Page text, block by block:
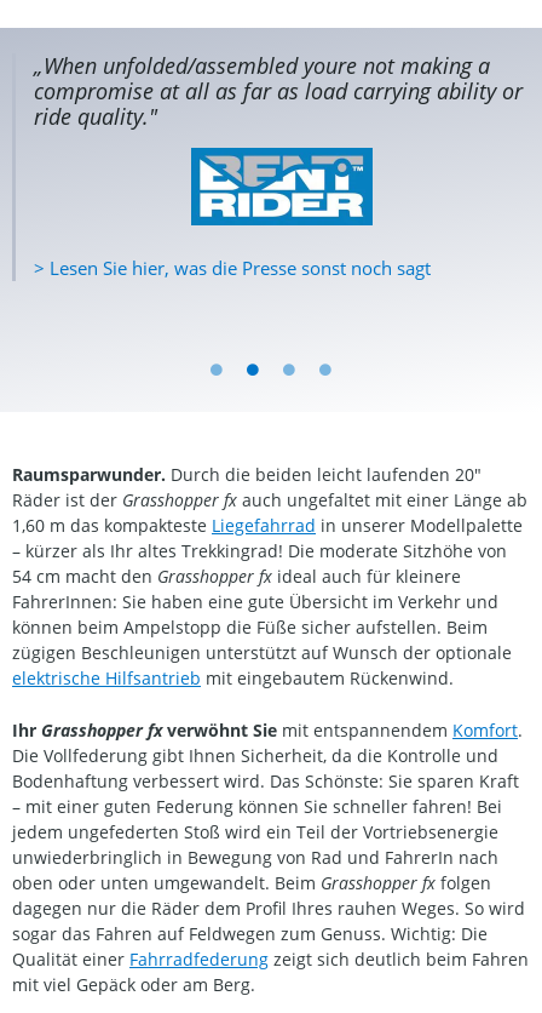
„When unfolded/assembled youre not making a
compromise at all as far as load carrying ability or
ride quality."
> Lesen Sie hier, was die Presse sonst noch sagt
Raumsparwunder. Durch die beiden leicht laufenden 20″
Räder ist der Grasshopper fx auch ungefaltet mit einer Länge ab
1,60 m das kompakteste Liegefahrrad in unserer Modellpalette
– kürzer als Ihr altes Trekkingrad! Die moderate Sitzhöhe von
54 cm macht den Grasshopper fx ideal auch für kleinere
FahrerInnen: Sie haben eine gute Übersicht im Verkehr und
können beim Ampelstopp die Füße sicher aufstellen. Beim
zügigen Beschleunigen unterstützt auf Wunsch der optionale
elektrische Hilfsantrieb mit eingebautem Rückenwind.
Ihr Grasshopper fxverwöhnt Sie mit entspannendem Komfort.
Die Vollfederung gibt Ihnen Sicherheit, da die Kontrolle und
Bodenhaftung verbessert wird. Das Schönste: Sie sparen Kraft
– mit einer guten Federung können Sie schneller fahren! Bei
jedem ungefederten Stoß wird ein Teil der Vortriebsenergie
unwiederbringlich in Bewegung von Rad und FahrerIn nach
oben oder unten umgewandelt. Beim Grasshopper fx folgen
dagegen nur die Räder dem Profil Ihres rauhen Weges. So wird
sogar das Fahren auf Feldwegen zum Genuss. Wichtig: Die
Qualität einer Fahrradfederung zeigt sich deutlich beim Fahren
mit viel Gepäck oder am Berg.